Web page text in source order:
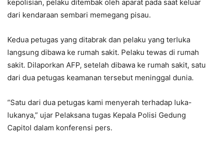
kepolisian, pelaku ditembak oleh aparat pada saat keluar
dari kendaraan sembari memegang pisau.
Kedua petugas yang ditabrak dan pelaku yang terluka
langsung dibawa ke rumah sakit. Pelaku tewas di rumah
sakit. Dilaporkan AFP, setelah dibawa ke rumah sakit, satu
dari dua petugas keamanan tersebut meninggal dunia.
“Satu dari dua petugas kami menyerah terhadap luka-
lukanya,” ujar Pelaksana tugas Kepala Polisi Gedung
Capitol dalam konferensi pers.